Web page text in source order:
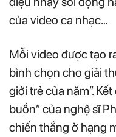
của video ca nhạc…
Mỗi video được tạo
bình chọn cho giải
giới trẻ của năm”.
buồn” của nghệ sĩ
chiến thắng ở hạng